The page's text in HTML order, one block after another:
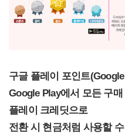
구글 플레이 포인트
Google Play에서 모든 구
플레이 크레딧으로
전환 시 현금처럼 사용할